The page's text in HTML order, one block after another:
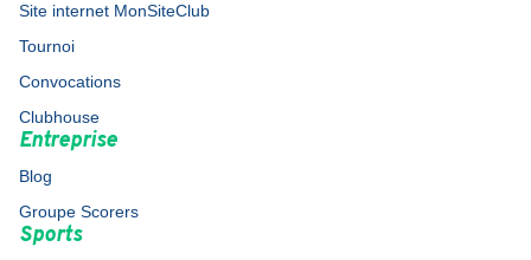
Site internet MonSiteClub
Tournoi
Convocations
Clubhouse
Entreprise
Blog
Groupe Scorers
Sports